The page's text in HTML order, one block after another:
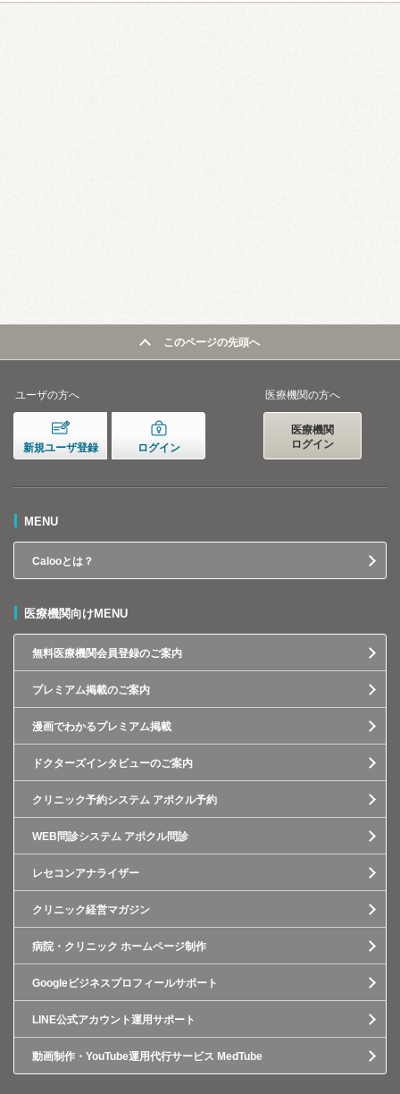
このページの先頭へ
ユーザの方へ
新規ユーザ登録 ログイン
医療機関の方へ
医療機関
ログイン
MENU
Calooとは？
医療機関向けMENU
無料医療機関会員登録のご案内
プレミアム掲載のご案内
漫画でわかるプレミアム掲載
ドクターズインタビューのご案内
クリニック予約システム アポクル予約
WEB問診システム アポクル問診
レセコンアナライザー
クリニック経営マガジン
病院・クリニック ホームページ制作
Googleビジネスプロフィールサポート
LINE公式アカウント運用サポート
動画制作・YouTube運用代行サービス MedTube